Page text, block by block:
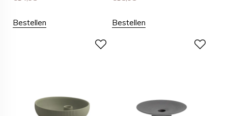
Bestellen Bestellen